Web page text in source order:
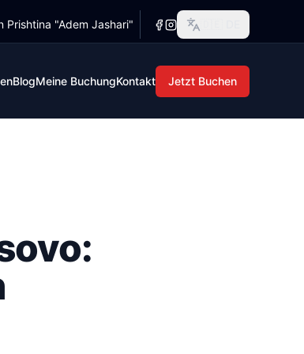
Euro auf der Kreditkarte; einige
Marken verlangen eine
Prishtina "Adem Jashari"
BlogMeine BuchungKontakt Jetzt Buchen